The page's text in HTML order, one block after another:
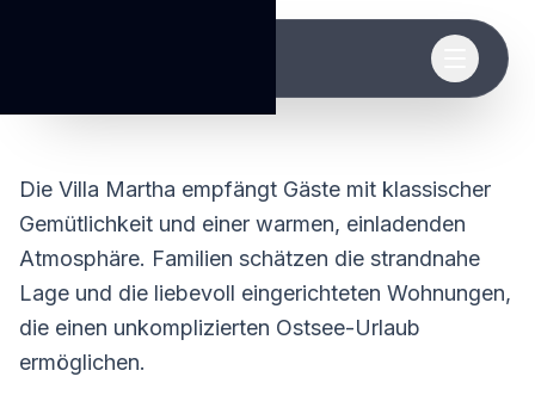
Klassisch und stilvoll, zentral, Sauna, Tiefgarage
Die Villa Martha empfängt Gäste mit klassischer
Gemütlichkeit und einer warmen, einladenden
Atmosphäre. Familien schätzen die strandnahe
Lage und die liebevoll eingerichteten Wohnungen,
die einen unkomplizierten Ostsee-Urlaub
ermöglichen.